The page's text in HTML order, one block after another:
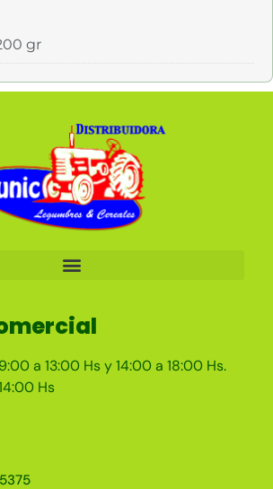
gr
a 13:00 Hs y 14:00 a 18:00 Hs.
Hs